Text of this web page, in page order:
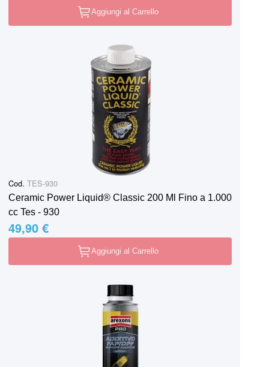
Aggiungi al Carrello
Cod. TES-930
Ceramic Power Liquid® Classic 200 Ml Fino a 1.000
cc Tes - 930
49,90 €
Aggiungi al Carrello